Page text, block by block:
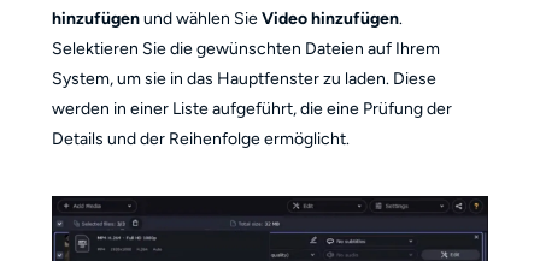
hinzufügenund wählen SieVideo hinzufügen.
Selektieren Sie die gewünschten Dateien auf Ihrem
System, um sie in das Hauptfenster zu laden. Diese
werden in einer Liste aufgeführt, die eine Prüfung der
Details und der Reihenfolge ermöglicht.